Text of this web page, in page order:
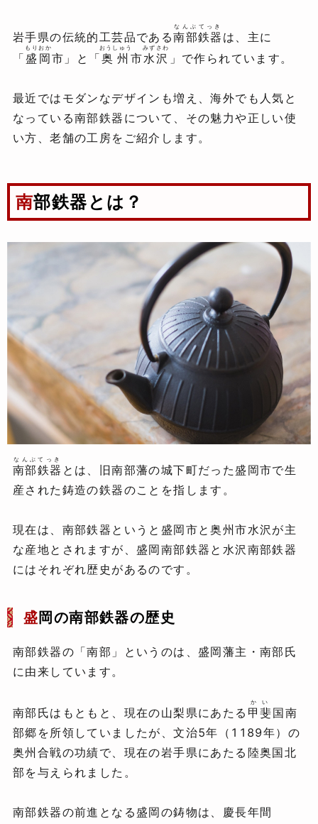
岩手県の伝統的工芸品である南部鉄器
なんぶてっき
は、主に
「 盛岡
もりおか
市」と「奥州
おうしゅう
市水沢
みずさわ
」で作られています。
最近ではモダンなデザインも増え、海外でも人気と
なっている南部鉄器について、その魅力や正しい使
い方、老舗の工房をご紹介します。
南部鉄器とは？
南部鉄器
なんぶてっき
とは、旧南部藩の城下町だった盛岡市で生
産された鋳造の鉄器のことを指します。
現在は、南部鉄器というと盛岡市と奥州市水沢が主
な産地とされますが、盛岡南部鉄器と水沢南部鉄器
にはそれぞれ歴史があるのです。
盛岡の南部鉄器の歴史
南部鉄器の「南部」というのは、盛岡藩主・南部氏
に由来しています。
南部氏はもともと、現在の山梨県にあたる 甲斐
かい
国南
部郷を所領していましたが、文治5年（1189年）の
奥州合戦の功績で、現在の岩手県にあたる陸奥国北
部を与えられました。
南部鉄器の前進となる盛岡の鋳物は、慶長年間